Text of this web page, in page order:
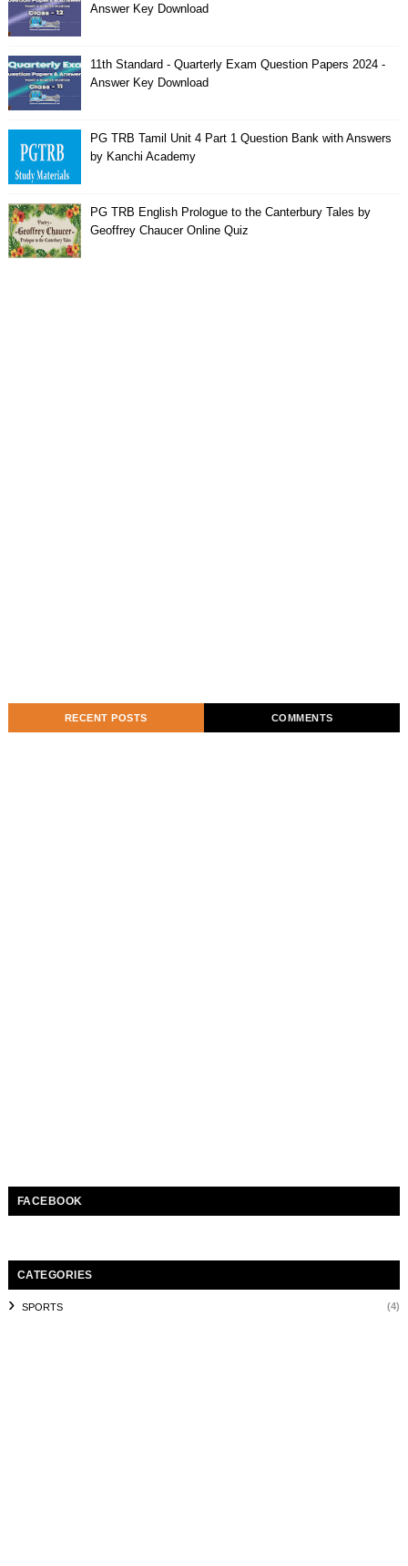
Answer Key Download
11th Standard - Quarterly Exam Question Papers 2024 -
Answer Key Download
PG TRB Tamil Unit 4 Part 1 Question Bank with Answers
by Kanchi Academy
PG TRB English Prologue to the Canterbury Tales by
Geoffrey Chaucer Online Quiz
RECENT POSTS COMMENTS
FACEBOOK
CATEGORIES
SPORTS (4)